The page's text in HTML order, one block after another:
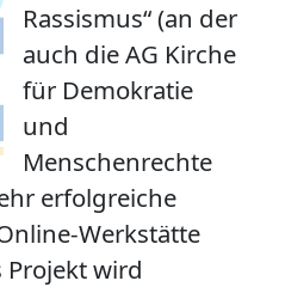
Rassismus“ (an der
auch die AG Kirche
für Demokratie
und
Menschenrechte
erfolgreiche
Werkstätte
Projekt wird